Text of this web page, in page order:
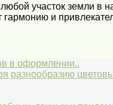
участок земли
гармонию и
в оформлении..
разнообразию